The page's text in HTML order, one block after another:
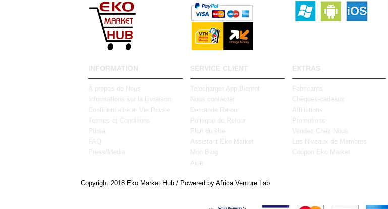
INFORMATION
À propos de Nous
Informations sur la Livraison
Confidentialité et Vie Privée
Termes et Conditions
Pursa
FAQ
Press/Media
SERVICE CLIENT
Telecharger App Bientot
Nous contacter
Demande Retour
Politique de Retour
Plan du site
Assistant Eko Market
Mon Blog
Aide
EXTRAS
Fabricants
Chèques-cadeaux
Affiliations
Promotions
Vendez Chez Nous
Les Niveaux de Membres
Coupon Eko Market
Copyright 2018 Eko Market Hub / Powered by Africa Venture Lab